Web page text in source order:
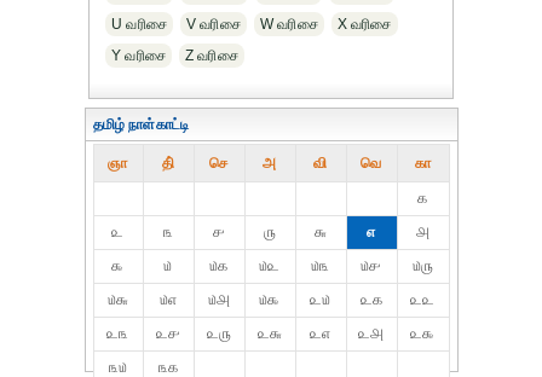
U வரிசை
V வரிசை W வரிசை
X வரிசை
Y வரிசை
Z வரிசை
தமிழ் நாள்காட்டி
ஞா தி் செ அ வி வெ கா
௧
௨
௩ ௪ ௫ ௬ ௭
௮
௯
௰ ௰௧ ௰௨ ௰௩ ௰௪
௰௫
௰௬
௰௭ ௰௮ ௰௯ ௨௰ ௨௧
௨௨
௨௩
௨௪ ௨௫ ௨௬ ௨௭ ௨௮
௨௯
௩௰
௩௧